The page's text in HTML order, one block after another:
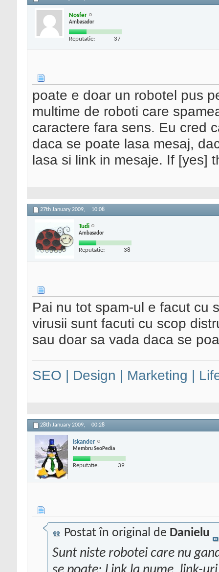
Nosfer
Ambasador
Reputatie: 37
poate e doar un robotel pus
multime de roboti care
caractere fara sens. Eu cred
daca se poate lasa mesaj,
lasa si link in mesaje. If [yes]
27th January 2009, 10:08
Tudi
Ambasador
Reputatie: 38
Pai nu tot spam-ul e facut cu
virusii sunt facuti cu scop
sau doar sa vada daca se
SEO | Design | Marketing |
28th January 2009, 00:28
Iskander
Membru SeoPedia
Reputatie: 39
Postat în original de Danielu
Sunt niste robotei care nu